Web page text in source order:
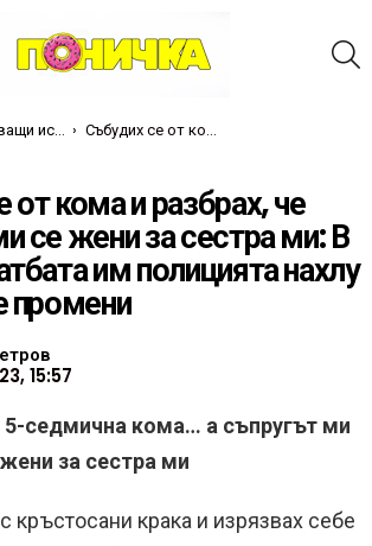
истории Събудих се от кома и разбрах, че съпругът ми се жени за сестра ми: В деня на сватбата им полицията нахлу и всичко се промени
от кома и разбрах, че
се жени за сестра ми: В
им полицията нахлу
промени
15:57
5-седмична кома… а съпругът ми
за сестра ми
кръстосани крака и изрязвах себе